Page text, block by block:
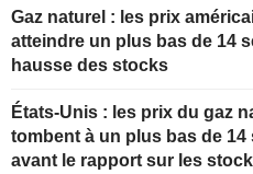
Gaz naturel : les prix
atteindre un plus bas de 14
hausse des stocks
États-Unis : les prix du gaz
tombent à un plus bas de 14
avant le rapport sur les